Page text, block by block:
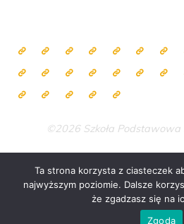
©2026 Szkoła
Zasilane przezBravada
Ta strona korzysta z ciasteczek
najwyższym poziomie. Dalsze
że zgadzasz się na
Zgoda